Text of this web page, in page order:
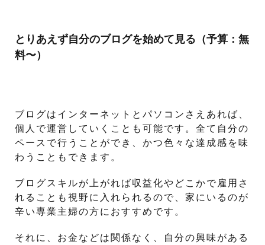
とりあえず自分のブログを始めて見る（予算：無
料〜）
ブログはインターネットとパソコンさえあれば、
個人で運営していくことも可能です。全て自分の
ペースで行うことができ、かつ色々な達成感を味
わうこともできます。
ブログスキルが上がれば収益化やどこかで雇用さ
れることも視野に入れられるので、家にいるのが
辛い専業主婦の方におすすめです。
それに、お金などは関係なく、自分の興味がある